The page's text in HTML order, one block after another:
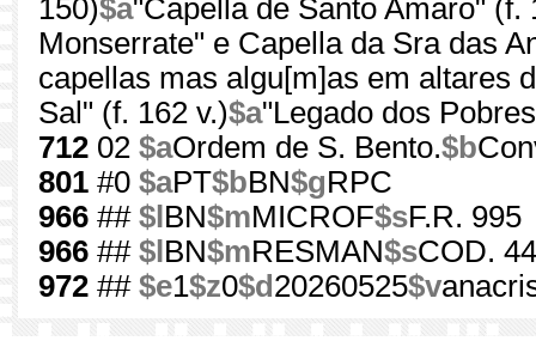
150)$a"Capella de Santo Amaro" (f.
Monserrate" e Capella da Sra das
capellas mas algu[m]as em altares
Sal" (f. 162 v.)$a"Legado dos
712 02 $aOrdem de S. Bento.$b
801 #0 $aPT$bBN$gRPC
966 ## $l BN$mMICROF$sF.R. 995
966 ## $l BN$mRESMAN$sCOD.
972 ## $e1$z0$d 20260525$v